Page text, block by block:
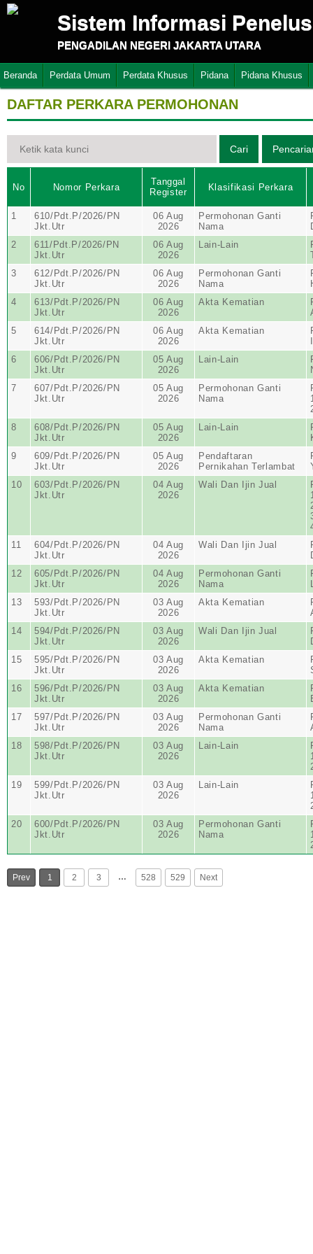
Sistem Informasi
PENGADILAN NEGERI JAKARTA UTARA
Beranda Perdata Umum Perdata Khusus Pidana Pidana Khusus
DAFTAR PERKARA PERMOHONAN
No Nomor Perkara
Tanggal
Register
Klasifikasi Perkara
1
610/Pdt.P/2026/PN
Jkt.Utr
06 Aug
2026
Permohonan Ganti
Nama
2
611/Pdt.P/2026/PN
Jkt.Utr
06 Aug
2026
Lain-Lain
3
612/Pdt.P/2026/PN
Jkt.Utr
06 Aug
2026
Permohonan Ganti
Nama
4
613/Pdt.P/2026/PN
Jkt.Utr
06 Aug
2026
Akta Kematian
5
614/Pdt.P/2026/PN
Jkt.Utr
06 Aug
2026
Akta Kematian
6
606/Pdt.P/2026/PN
Jkt.Utr
05 Aug
2026
Lain-Lain
7
607/Pdt.P/2026/PN
Jkt.Utr
05 Aug
2026
Permohonan Ganti
Nama
8
608/Pdt.P/2026/PN
Jkt.Utr
05 Aug
2026
Lain-Lain
9
609/Pdt.P/2026/PN
Jkt.Utr
05 Aug
2026
Pendaftaran
Pernikahan Terlambat
10
603/Pdt.P/2026/PN
Jkt.Utr
04 Aug
2026
Wali Dan Ijin Jual
11
604/Pdt.P/2026/PN
Jkt.Utr
04 Aug
2026
Wali Dan Ijin Jual
12
605/Pdt.P/2026/PN
Jkt.Utr
04 Aug
2026
Permohonan Ganti
Nama
13
593/Pdt.P/2026/PN
Jkt.Utr
03 Aug
2026
Akta Kematian
14
594/Pdt.P/2026/PN
Jkt.Utr
03 Aug
2026
Wali Dan Ijin Jual
15
595/Pdt.P/2026/PN
Jkt.Utr
03 Aug
2026
Akta Kematian
16
596/Pdt.P/2026/PN
Jkt.Utr
03 Aug
2026
Akta Kematian
17
597/Pdt.P/2026/PN
Jkt.Utr
03 Aug
2026
Permohonan Ganti
Nama
18
598/Pdt.P/2026/PN
Jkt.Utr
03 Aug
2026
Lain-Lain
19
599/Pdt.P/2026/PN
Jkt.Utr
03 Aug
2026
Lain-Lain
20
600/Pdt.P/2026/PN
Jkt.Utr
03 Aug
2026
Permohonan Ganti
Nama
Prev 1 2 3 … 528 529 Next